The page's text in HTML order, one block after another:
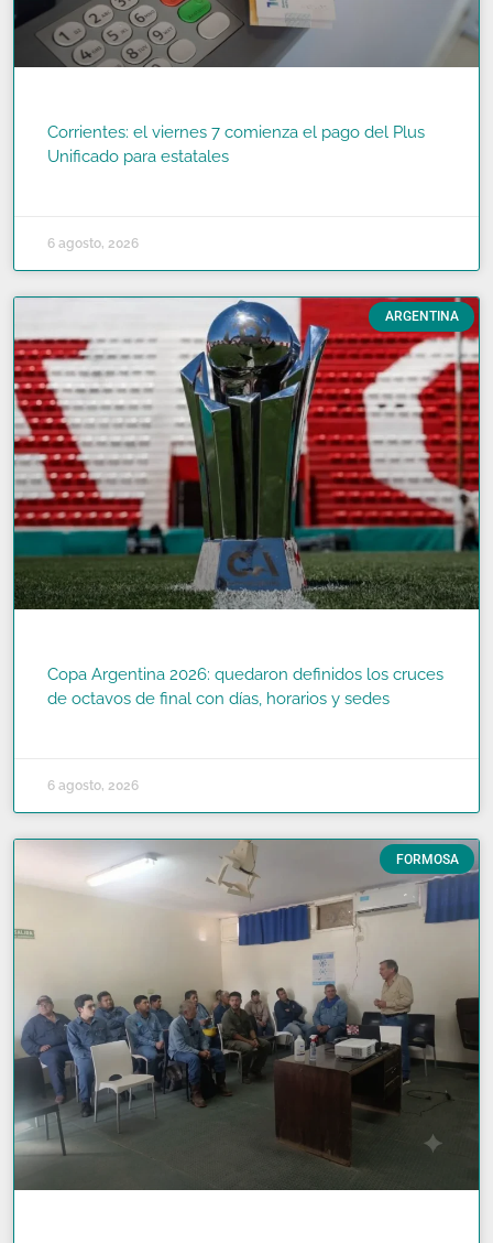
Corrientes: el viernes 7 comienza el pago del Plus
Unificado para estatales
6 agosto, 2026
ARGENTINA
Copa Argentina 2026: quedaron definidos los cruces
de octavos de final con días, horarios y sedes
6 agosto, 2026
FORMOSA